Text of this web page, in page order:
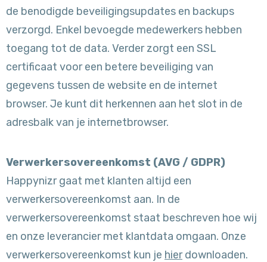
de benodigde beveiligingsupdates en backups
verzorgd. Enkel bevoegde medewerkers hebben
toegang tot de data. Verder zorgt een SSL
certificaat voor een betere beveiliging van
gegevens tussen de website en de internet
browser. Je kunt dit herkennen aan het slot in de
adresbalk van je internetbrowser.
Verwerkersovereenkomst (AVG / GDPR)
Happynizr gaat met klanten altijd een
verwerkersovereenkomst aan. In de
verwerkersovereenkomst staat beschreven hoe wij
en onze leverancier met klantdata omgaan. Onze
verwerkersovereenkomst kun je hierdownloaden.